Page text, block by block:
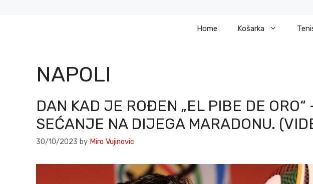
Home Košarka
NAPOLI
DAN KAD JE ROĐEN „EL PIBE DE
SEĆANJE NA DIJEGA MARADONU.
30/10/2023 by Miro Vujinovic